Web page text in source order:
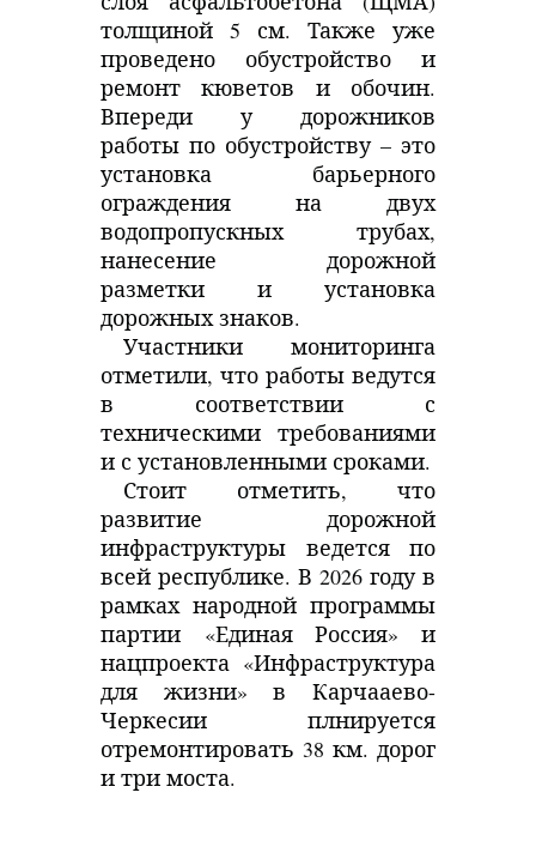
толщиной 5 см. Также уже
проведено обустройство и
ремонт кюветов и обочин.
Впереди у дорожников
работы по обустройству – это
установка барьерного
ограждения на двух
водопропускных трубах,
нанесение дорожной
разметки и установка
дорожных знаков.
Участники мониторинга
отметили, что работы ведутся
в соответствии с
техническими требованиями
и с установленными сроками.
Стоит отметить, что
развитие дорожной
инфраструктуры ведется по
всей республике. В 2026 году в
рамках народной программы
партии «Единая Россия» и
нацпроекта «Инфраструктура
для жизни» в Карчааево-
Черкесии плнируется
отремонтировать 38 км. дорог
и три моста.